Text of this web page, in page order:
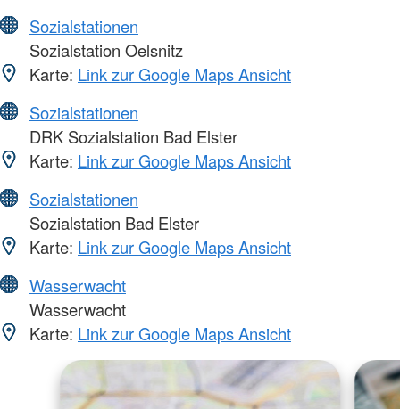
Sozialstationen
Sozialstation Oelsnitz
Karte: Link zur Google Maps Ansicht
Sozialstationen
DRK Sozialstation Bad Elster
Karte: Link zur Google Maps Ansicht
Sozialstationen
Sozialstation Bad Elster
Karte: Link zur Google Maps Ansicht
Wasserwacht
Wasserwacht
Karte: Link zur Google Maps Ansicht